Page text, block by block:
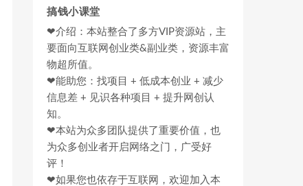
搞钱小课堂
❤介绍：本站整合了多方VIP资源站，主
要面向互联网创业类&副业类，资源丰富
物超所值。
❤能助您：找项目 + 低成本创业 + 减少
信息差 + 见识各种项目 + 提升网创认
知。
❤本站为众多团队提供了重要价值，也
为众多创业者开启网络之门，广受好
评！
❤如果您也依存于互联网，欢迎加入本